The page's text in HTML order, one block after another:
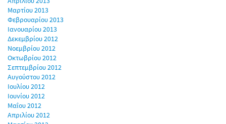
Μαρτίου 2013
Φεβρουαρίου 2013
Ιανουαρίου 2013
Δεκεμβρίου 2012
Νοεμβρίου 2012
Οκτωβρίου 2012
Σεπτεμβρίου 2012
Αυγούστου 2012
Ιουλίου 2012
Ιουνίου 2012
Μαΐου 2012
Απριλίου 2012